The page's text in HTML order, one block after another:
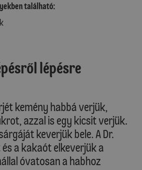
található:
lépésre
kemény habbá verjük,
azzal is egy kicsit verjük.
keverjük bele. A Dr.
a kakaót elkeverjük a
óvatosan a habhoz